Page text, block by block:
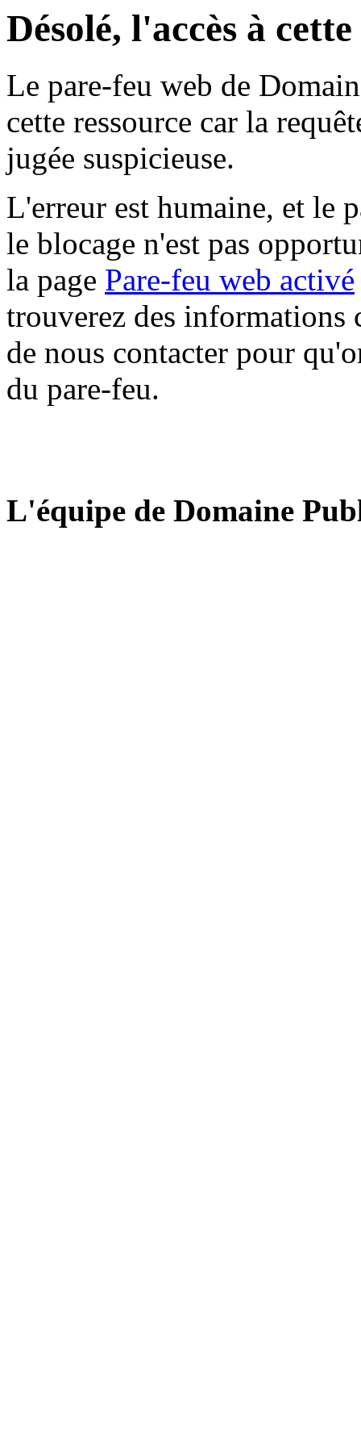
Désolé, l'accès à
Le pare-feu web de
cette ressource car la
jugée suspicieuse.
L'erreur est humaine, et le
le blocage n'est pas
la page Pare-feu web activé
trouverez des informations
de nous contacter pour
du pare-feu.
L'équipe de Domaine